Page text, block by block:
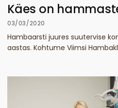
Käes on
03/03/2020
Hambaarsti juures suutervise
aastas. Kohtume Viimsi